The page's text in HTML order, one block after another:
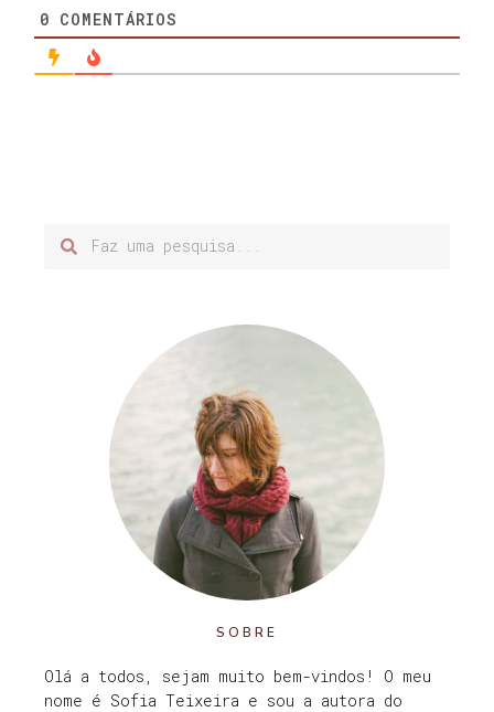
0 COMENTÁRIOS
SOBRE
Olá a todos, sejam muito bem-vindos! O meu
nome é Sofia Teixeira e sou a autora do